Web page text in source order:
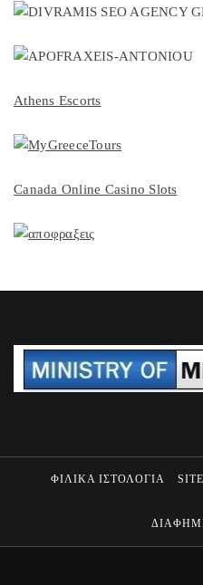
Athens Escorts
Canada Online Casino Slots
ΦΙΛΙΚΑ ΙΣΤΟΛΟΓΙΑ